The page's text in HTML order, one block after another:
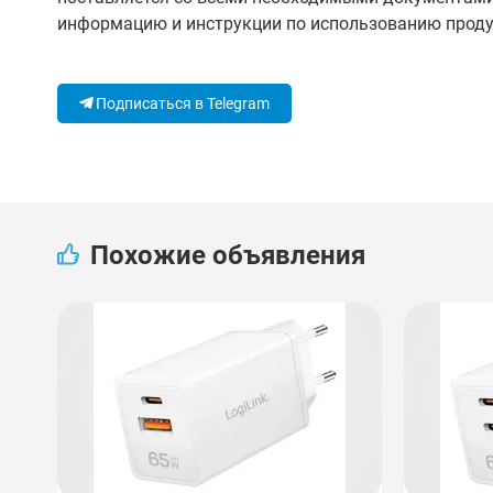
информацию и инструкции по использованию
Подписаться в Telegram
Похожие объявления